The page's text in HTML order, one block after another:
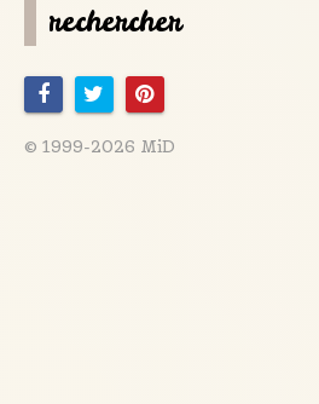
rechercher
© 1999-2026 MiD